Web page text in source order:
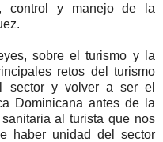
control y manejo de la
sobre el turismo y la
retos del turismo
sector y volver a ser el
Dominicana antes de la
al turista que nos
haber unidad del sector